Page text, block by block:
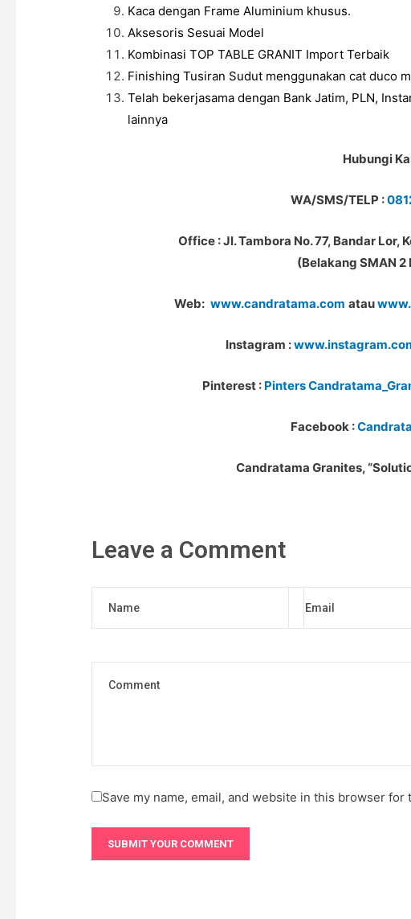
Kaca dengan Frame Aluminium khusus.
Aksesoris Sesuai Model
Kombinasi TOP TABLE GRANIT Import Terbaik
Finishing Tusiran Sudut menggunakan cat duco
Telah bekerjasama dengan Bank Jatim, PLN,
lainnya
Hubungi
WA/SMS/TELP :
Office : Jl. Tambora No. 77, Bandar Lor,
(Belakang SMAN 2
Web: www.candratama.com atau
Instagram :
Pinterest : Pinters
Facebook :
Candratama Granites,
Leave a Comment
Save my name, email, and website in this browser for